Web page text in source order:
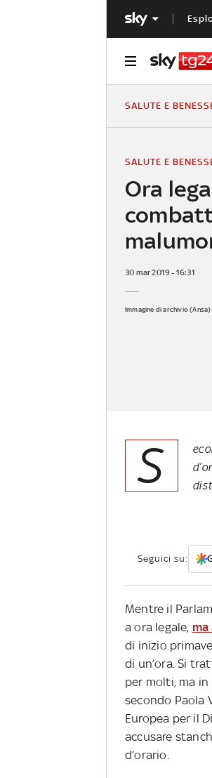
SALUTE E
Ora
SALUTE E
30 mar 2019 - 16:31
Immagine di archivio (Ansa)
S
Seguici su:
Mentre il
a ora legale,
di inizio
di un’ora. Si
per molti, ma
secondo Paola
Europea per il
accusare
d’orario.